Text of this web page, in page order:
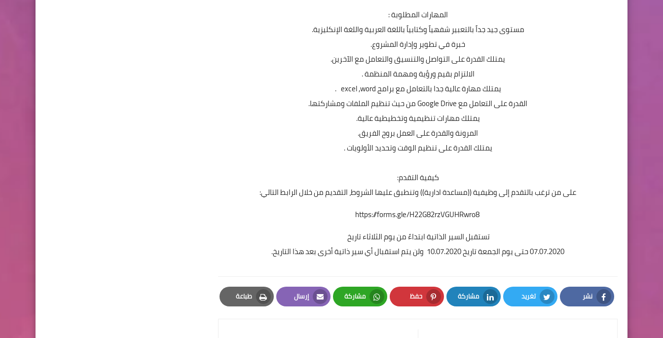
المهارات المطلوبة :
مستوى جيد جداً بالتعبير شفهياً وكتابياً باللغة العربية واللغة الإنكليزية.
خبرة في تطوير وإدارة المشروع.
يمتلك القدرة على التواصل والتنسيق والتعامل مع الآخرين.
الالتزام بقيم ورؤية ومهمة المنظمة .
يمتلك مهارة عالية جدا بالتعامل مع برامج excel ,word .
القدرة على التعامل مع Google Drive من حيث تنظيم الملفات ومشاركتها.
يمتلك مهارات تنظيمية وتخطيطية عالية.
المرونة والقدرة على العمل بروح الفريق.
يمتلك القدرة على تنظيم الوقت وتحديد الأولويات .
كيفية التقدم:
على من ترغب بالتقدم إلى وظيفية ((مساعدة ادارية)) وتنطبق عليها الشروط، التقديم من خلال الرابط التالي:
https://forms.gle/H22G82rzVGUHRwro8
تستقبل السير الذاتية ابتداءً من يوم الثلاثاء تاريخ
07.07.2020 حتى يوم الجمعة تاريخ 10.07.2020 ولن يتم استقبال أي سير ذاتية أخرى بعد هذا التاريخ.
نشر
Facebook
تغريد
Twitter
مشاركة
LinkedIn
حفظ
Pinterest
مشاركة
Whatsapp
إرسال
Email
طباعة
Print